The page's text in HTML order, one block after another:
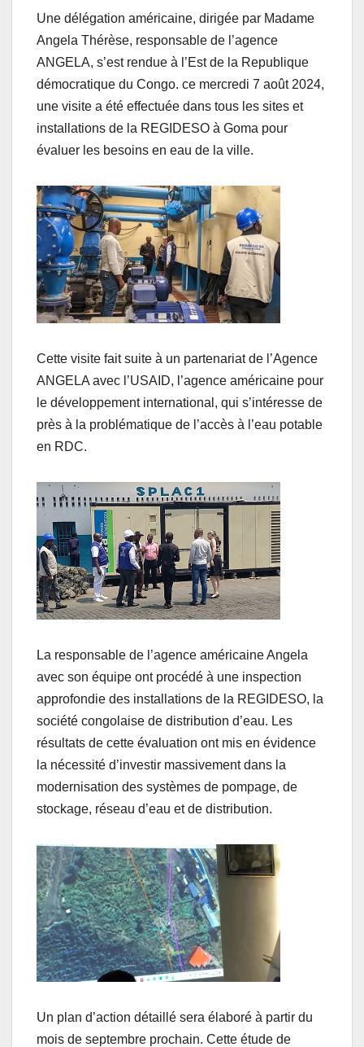
Une délégation américaine, dirigée par Madame
Angela Thérèse, responsable de l’agence
ANGELA, s’est rendue à l’Est de la Republique
démocratique du Congo. ce mercredi 7 août 2024,
une visite a été effectuée dans tous les sites et
installations de la REGIDESO à Goma pour
évaluer les besoins en eau de la ville.
Cette visite fait suite à un partenariat de l’Agence
ANGELA avec l’USAID, l’agence américaine pour
le développement international, qui s’intéresse de
près à la problématique de l’accès à l’eau potable
en RDC.
La responsable de l’agence américaine Angela
avec son équipe ont procédé à une inspection
approfondie des installations de la REGIDESO, la
société congolaise de distribution d’eau. Les
résultats de cette évaluation ont mis en évidence
la nécessité d’investir massivement dans la
modernisation des systèmes de pompage, de
stockage, réseau d’eau et de distribution.
Un plan d’action détaillé sera élaboré à partir du
mois de septembre prochain. Cette étude de